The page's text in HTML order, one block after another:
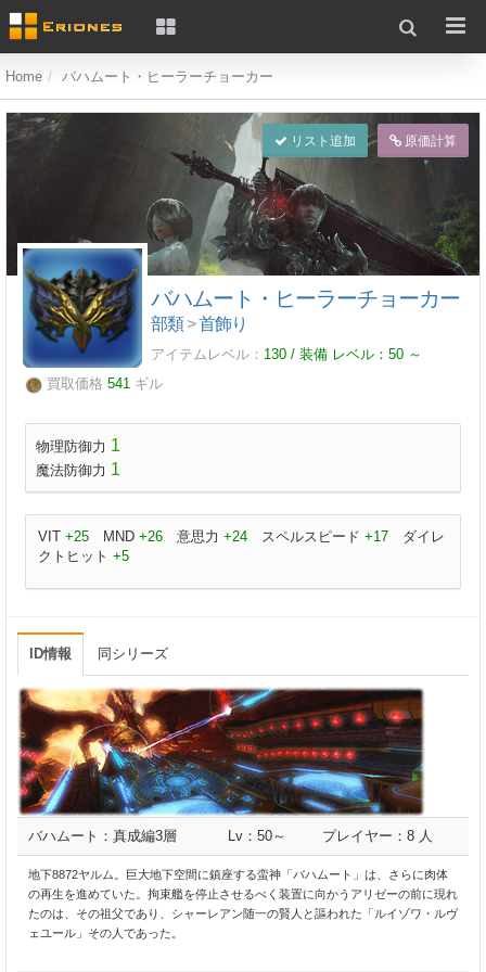
Home バハムート・ヒーラーチョーカー
リスト追加 原価計算
バハムート・ヒーラーチョーカー
部類>首飾り
アイテムレベル： 130 / 装備 レベル： 50 ～
買取価格 541 ギル
物理防御力 1
魔法防御力 1
VIT +25 MND +26 意思力 +24 スペルスピード +17 ダイレ
クトヒット +5
ID情報 同シリーズ
バハムート：真成編3層 Lv：50～ プレイヤー：8 人
地下8872ヤルム。巨大地下空間に鎮座する蛮神「バハムート」は、さらに肉体
の再生を進めていた。拘束艦を停止させるべく装置に向かうアリゼーの前に現れ
たのは、その祖父であり、シャーレアン随一の賢人と謳われた「ルイゾワ・ルヴ
ェユール」その人であった。